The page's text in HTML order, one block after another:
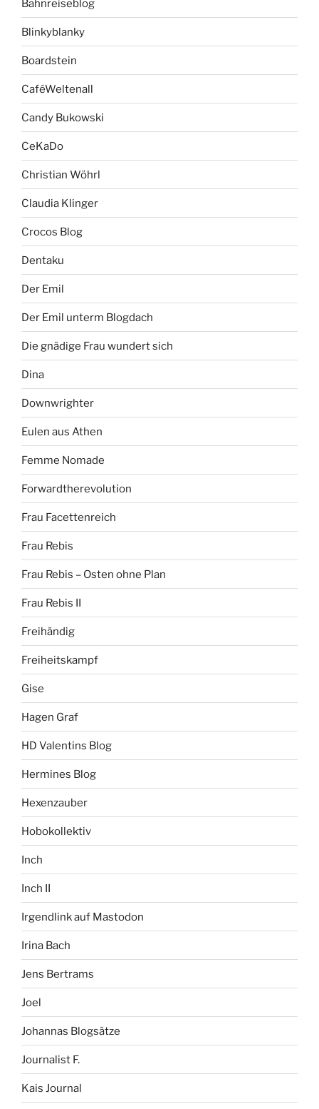
Bahnreiseblog
Blinkyblanky
Boardstein
CaféWeltenall
Candy Bukowski
CeKaDo
Christian Wöhrl
Claudia Klinger
Crocos Blog
Dentaku
Der Emil
Der Emil unterm Blogdach
Die gnädige Frau wundert sich
Dina
Downwrighter
Eulen aus Athen
Femme Nomade
Forwardtherevolution
Frau Facettenreich
Frau Rebis
Frau Rebis – Osten ohne Plan
Frau Rebis II
Freihändig
Freiheitskampf
Gise
Hagen Graf
HD Valentins Blog
Hermines Blog
Hexenzauber
Hobokollektiv
Inch
Inch II
Irgendlink auf Mastodon
Irina Bach
Jens Bertrams
Joel
Johannas Blogsätze
Journalist F.
Kais Journal